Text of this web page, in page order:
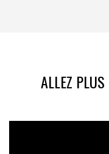
ALLEZ